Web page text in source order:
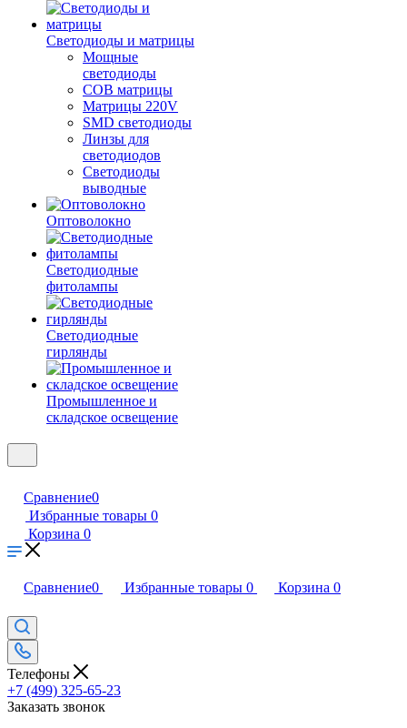
Светодиоды и матрицы
Мощные
светодиоды
COB матрицы
Матрицы 220V
SMD светодиоды
Линзы для
светодиодов
Светодиоды
выводные
Оптоволокно
Светодиодные
фитолампы
Светодиодные
гирлянды
Промышленное и
складское освещение
Сравнение0
Избранные товары 0
Корзина 0
Сравнение0 Избранные товары 0 Корзина 0
Телефоны
+7 (499) 325-65-23
Заказать звонок